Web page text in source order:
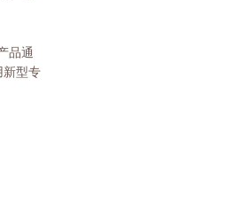
品通
新型专